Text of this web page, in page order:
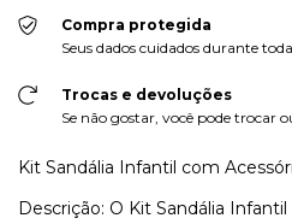
Compra protegida
Seus dados cuidados durante
Trocas e devoluções
Se não gostar, você pode trocar
Kit Sandália Infantil com
Descrição: O Kit Sandália